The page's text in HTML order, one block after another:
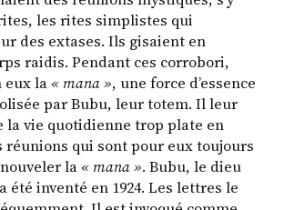
les rites simplistes qui
des extases. Ils gisaient en
raidis. Pendant ces corrobori,
eux la « mana », une force d’essence
par Bubu, leur totem. Il leur
la vie quotidienne trop plate en
réunions qui sont pour eux toujours
la « mana ». Bubu, le dieu
été inventé en 1924. Les lettres le